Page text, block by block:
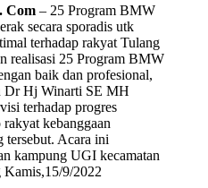
Com – 25 Program BMW
secara sporadis utk
terhadap rakyat Tulang
realisasi 25 Program BMW
baik dan profesional,
Dr Hj Winarti SE MH
terhadap progres
kebanggaan
tersebut. Acara ini
kampung UGI kecamatan
Kamis,15/9/2022